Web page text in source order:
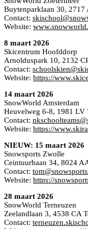
Buytenparklaan 30, 2717
Contact:
Website:
8 maart 2026
Skicentrum Hoofddorp
Arnolduspark 10, 2132
Contact:
Website: https://
14 maart 2026
SnowWorld Amsterdam
Heuvelweg 6-8, 1981 LV
Contact:
Website: https://
NIEUW: 15 maart 2026
Snowsports Zwolle
Ceintuurbaan 34, 8024
Contact:
Website: https://
28 maart 2026
SnowWorld Terneuzen
Zeelandlaan 3, 4538 CA
Contact: